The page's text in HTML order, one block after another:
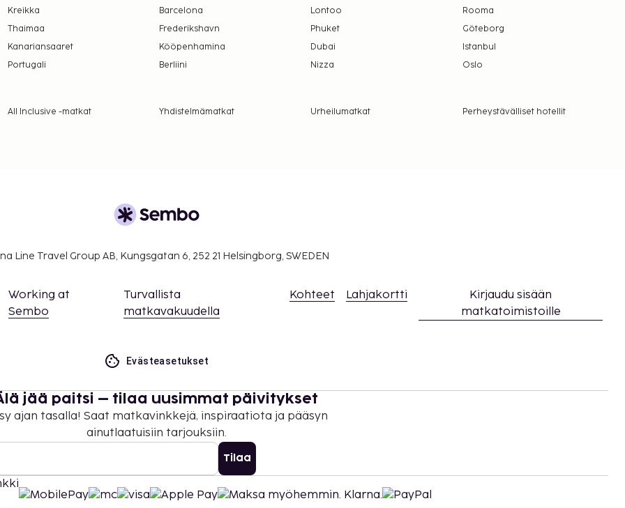
Kreikka
Thaimaa
Kanariansaaret
Portugali
Barcelona
Lontoo
Rooma
Frederikshavn
Phuket
Göteborg
Kööpenhamina
Dubai
Istanbul
Berliini
Nizza Oslo
All Inclusive -matkat Yhdistelmämatkat Urheilumatkat
Perheystävälliset hotellit
Line Travel Group AB, Kungsgatan 6, 252 21 Helsingborg, SWEDEN
Working at
Sembo
Turvallista
matkavakuudella
Kohteet Lahjakortti
Kirjaudu sisään
matkatoimistoille
Evästeasetukset
jää paitsi – tilaa uusimmat päivitykset
ajan tasalla! Saat matkavinkkejä, inspiraatiota ja pääsyn
ainutlaatuisiin tarjouksiin.
Tilaa